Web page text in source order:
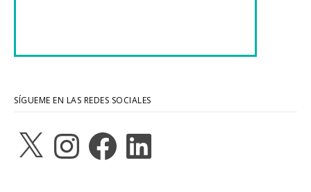
SÍGUEME EN LAS REDES SOCIALES
X InstagramFacebookLinkedIn